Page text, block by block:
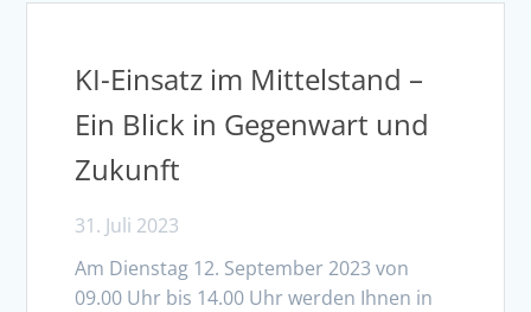
KI-Einsatz im Mittelstand –
Ein Blick in Gegenwart und
Zukunft
31. Juli 2023
Am Dienstag 12. September 2023 von
09.00 Uhr bis 14.00 Uhr werden Ihnen in